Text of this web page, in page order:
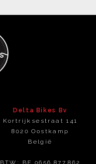
Delta Bikes Bv
Kortrijksestraat 141
8020 Oostkamp
België
BTW: BE 0656.877.862